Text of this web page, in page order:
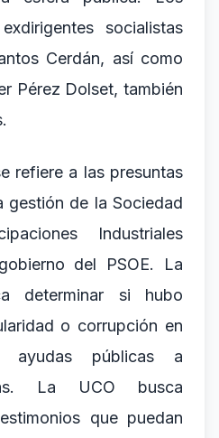
socialistas
Cerdán, así como
Pérez Dolset, también
refiere a las presuntas
gestión de la Sociedad
Industriales
del PSOE. La
determinar si hubo
o corrupción en
ayudas públicas a
La UCO busca
que puedan